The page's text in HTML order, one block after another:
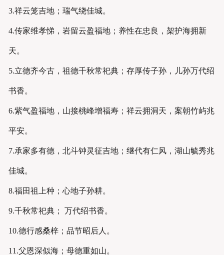
3.祥云笼吉地；瑞气绕佳城。
4.传家维孝悌，岩留云盈福地；养性在忠良，架护海拥新
天。
5.立德齐今古，祖德千秋常祀典；存厚传子孙，儿孙万代绍
书香。
6.紫气盈福地，山接桃峰增福寿；祥云拥洞天，案朝竹屿兆
平安。
7.承家多有德，北斗钟灵征吉地；继代有仁风，湖山毓秀兆
佳城。
8.福田祖上种；心地子孙耕。
9.千秋常祀典； 万代绍书香。
10.德行感桑梓；品节昭后人。
11.父恩深似海；母德重如山。